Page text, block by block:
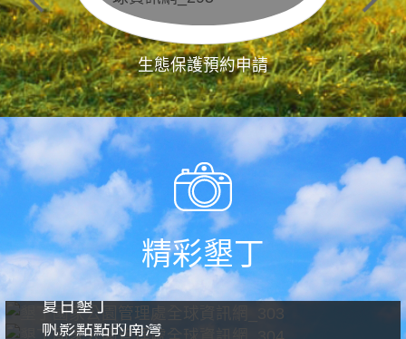
生態保護預約申請
精彩墾丁
夏日墾丁
帆影點點的南灣